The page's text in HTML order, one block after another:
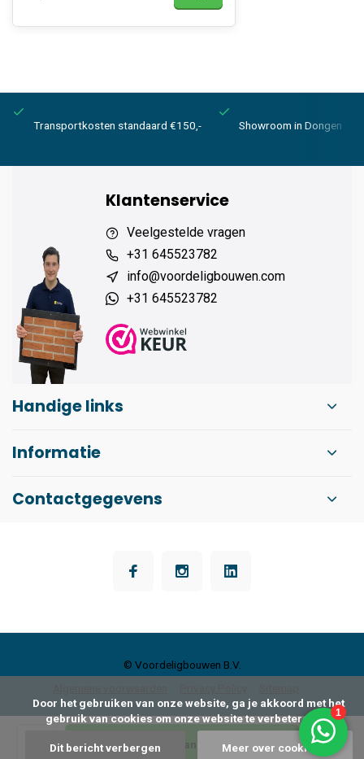
Toevoegen aan winkelwagen
Transportkosten standaard €150,- Showroom in Dongen
Klantenservice
Veelgestelde vragen
+31 645523782
info@voordeligbouwen.com
+31 645523782
Handige links
Informatie
Contactgegevens
© Voordeligbouwen B.V.
gebruik van cookies om onze website te verbeteren.
Dit bericht verbergen Meer over cookies »